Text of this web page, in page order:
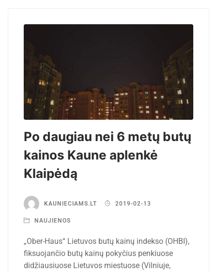
Po daugiau nei 6 metų butų
kainos Kaune aplenkė
Klaipėdą
KAUNIECIAMS.LT 2019-02-13
NAUJIENOS
„Ober-Haus“ Lietuvos butų kainų indekso (OHBI),
fiksuojančio butų kainų pokyčius penkiuose
didžiausiuose Lietuvos miestuose (Vilniuje,